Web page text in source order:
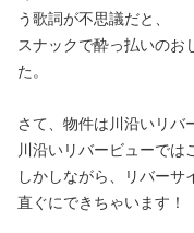
う歌詞が不思議だと、
スナックで酔っ払いのお
た。
さて、物件は川沿いリバ
川沿いリバービューでは
しかしながら、リバーサ
直ぐにできちゃいます！